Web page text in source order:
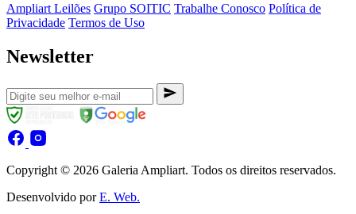
Ampliart Leilões Grupo SOITIC Trabalhe Conosco Política de
Privacidade Termos de Uso
Newsletter
Copyright © 2026 Galeria Ampliart. Todos os direitos reservados.
Desenvolvido porE. Web.